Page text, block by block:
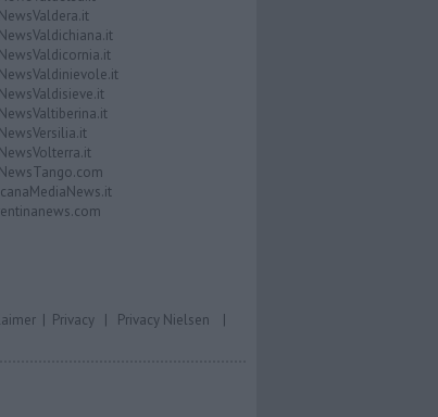
| Privacy | Privacy Nielsen |